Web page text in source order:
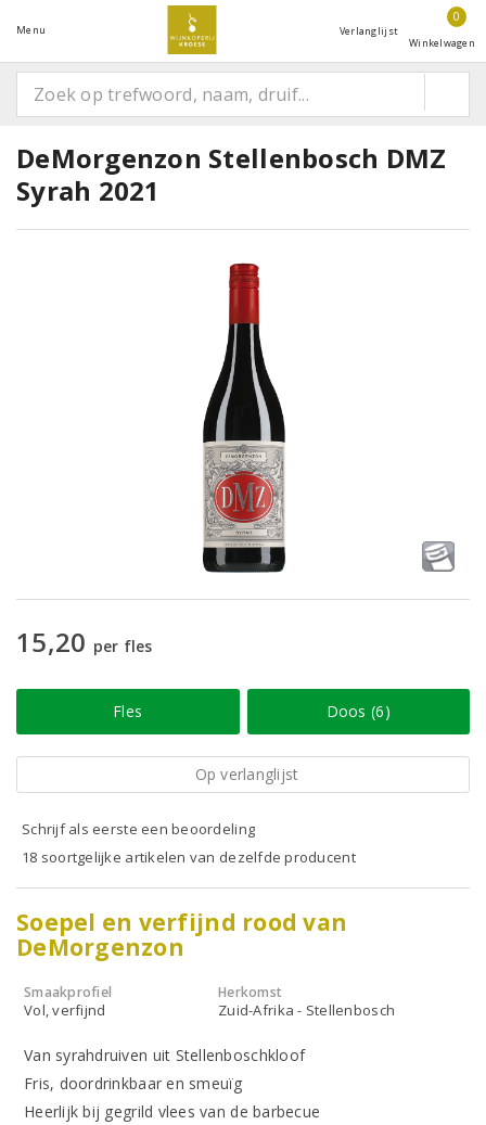
Menu Verlanglijst
0
Winkelwagen
DeMorgenzon Stellenbosch DMZ
Syrah 2021
15,20 per fles
Fles Doos (6)
Op verlanglijst
Schrijf als eerste een beoordeling
18 soortgelijke artikelen van dezelfde producent
Soepel en verfijnd rood van
DeMorgenzon
Smaakprofiel
Vol, verfijnd
Herkomst
Zuid-Afrika - Stellenbosch
Van syrahdruiven uit Stellenboschkloof
Fris, doordrinkbaar en smeuïg
Heerlijk bij gegrild vlees van de barbecue